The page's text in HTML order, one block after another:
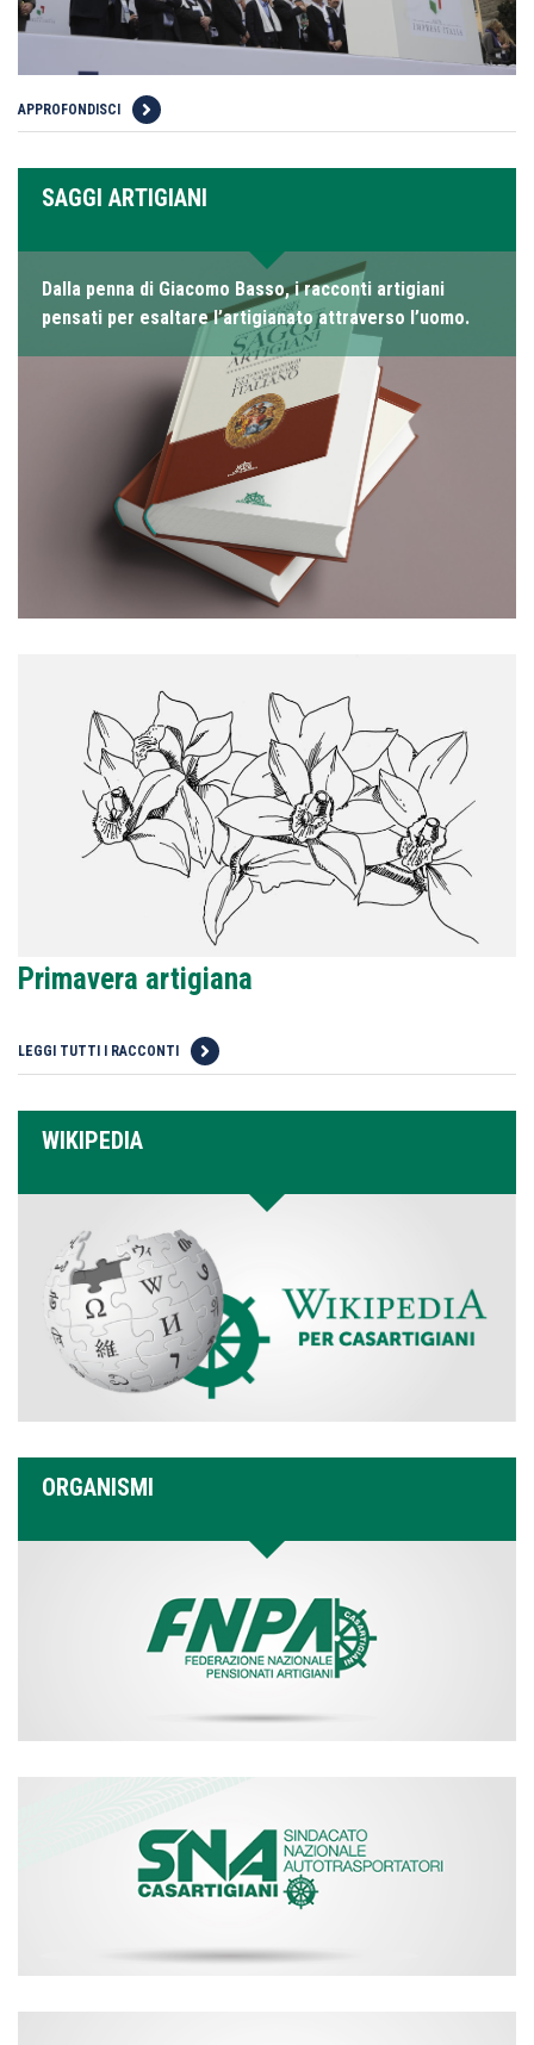
APPROFONDISCI
SAGGI ARTIGIANI
Dalla penna di Giacomo Basso, i racconti artigiani
pensati per esaltare l’artigianato attraverso l’uomo.
Primavera artigiana
LEGGI TUTTI I RACCONTI
WIKIPEDIA
ORGANISMI